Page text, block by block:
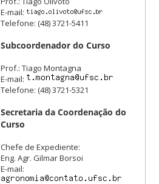
E-mail:
Telefone: (48) 3721-5411
Subcoordenador do Curso
Prof.: Tiago Montagna
E-mail:
Telefone: (48) 3721-5321
Secretaria da Coordenação do
Curso
Chefe de Expediente:
Eng. Agr. Gilmar Borsoi
E-mail: